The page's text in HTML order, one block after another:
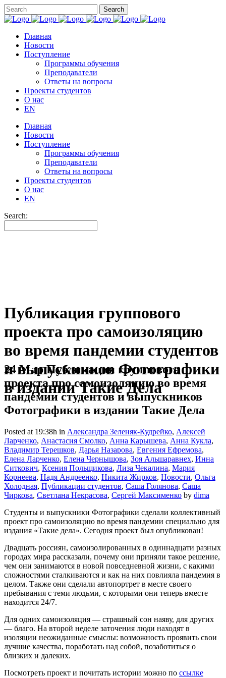
Главная
Новости
Поступление
Программы обучения
Преподаватели
Ответы на вопросы
Проекты студентов
О нас
EN
Главная
Новости
Поступление
Программы обучения
Преподаватели
Ответы на вопросы
Проекты студентов
О нас
EN
Search:
Публикация группового
проекта про самоизоляцию
во время пандемии студентов
и выпускников Фотографики
в издании Такие Дела
24 МарПубликация группового
проекта про самоизоляцию во время
пандемии студентов и выпускников
Фотографики в издании Такие Дела
Posted at 19:38h in Александра Зеленяк-Кудрейко, Алексей
Ларченко, Анастасия Смолко, Анна Карышева, Анна Кукла,
Владимир Терешков, Дарья Назарова, Евгения Ефремова,
Елена Ларченко, Елена Чернышова, Зоя Альшаравнех, Инна
Ситкович, Ксения Польщикова, Лиза Чекалина, Мария
Корнеева, Надя Андреенко, Никита Жирков, Новости, Ольга
Холодная, Публикации студентов, Саша Голянова, Саша
Чиркова, Светлана Некрасова, Сергей Максименко by dima
Студенты и выпускники Фотографики сделали коллективный
проект про самоизоляцию во время пандемии специально для
издания «Такие дела». Сегодня проект был опубликован!
Двадцать россиян, самоизолированных в одиннадцати разных
городах мира рассказали, почему они приняли такое решение,
чем они занимаются в новой повседневной жизни, с какими
сложностями сталкиваются и как на них повлияла пандемия в
целом. Также они сделали автопортрет в месте своего
пребывания с теми людьми, с которыми они теперь вместе
находится 24/7.
Для одних самоизоляция — страшный сон наяву, для других
— благо. На второй неделе заточения люди находят в
изоляции неожиданные смыслы: возможность проявить свои
лучшие качества, поработать над собой, позаботиться о
близких и далеких.
Посмотреть проект и почитать истории можно по ссылке